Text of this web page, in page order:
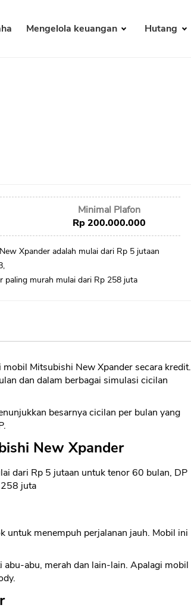
Mengelola keuangan Hutang
Minimal Plafon
Rp 200.000.000
Xpander adalah mulai dari Rp 5 jutaan
paling murah mulai dari Rp 258 juta
Mitsubishi New Xpander secara kredit.
dan dalam berbagai simulasi cicilan
besarnya cicilan per bulan yang
New Xpander
dari Rp 5 jutaan untuk tenor 60 bulan, DP
juta
untuk menempuh perjalanan jauh. Mobil ini
abu, merah dan lain-lain. Apalagi mobil